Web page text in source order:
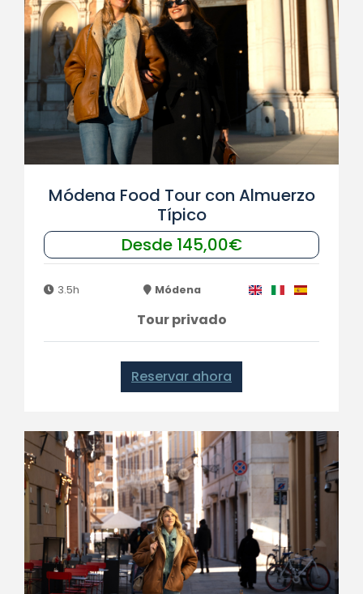
Módena Food Tour con Almuerzo
Típico
Desde 145,00€
3.5h Módena
Tour privado
Reservar ahora